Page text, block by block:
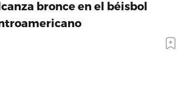
bronce en el béisbol